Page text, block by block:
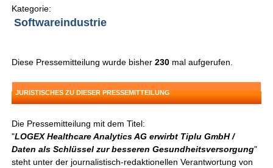
Kategorie:
Softwareindustrie
Diese Pressemitteilung wurde bisher230 mal aufgerufen.
JURISTISCHES ZU DIESER PRESSEMITTEILUNG
Die Pressemitteilung mit dem Titel:
"LOGEX Healthcare Analytics AG erwirbt Tiplu GmbH /
Daten als Schlüssel zur besseren Gesundheitsversorgung"
steht unter der journalistisch-redaktionellen Verantwortung von